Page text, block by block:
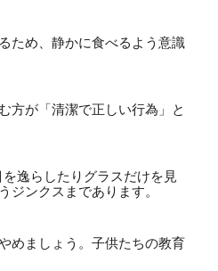
ため、静かに食べるよう意識
方が「清潔で正しい行為」と
逸らしたりグラスだけを見
ンクスまであります。
めましょう。子供たちの教育